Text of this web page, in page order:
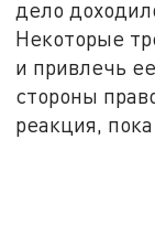
дело
Некоторые
и привлечь
стороны
реакция,